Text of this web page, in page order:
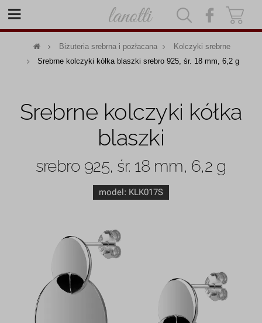
Biżuteria srebrna i pozłacana
Kolczyki srebrne
Srebrne kolczyki kółka blaszki srebro 925, śr. 18 mm, 6,2 g
Srebrne kolczyki kółka
blaszki
srebro 925, śr. 18 mm, 6,2 g
model: KLK017S